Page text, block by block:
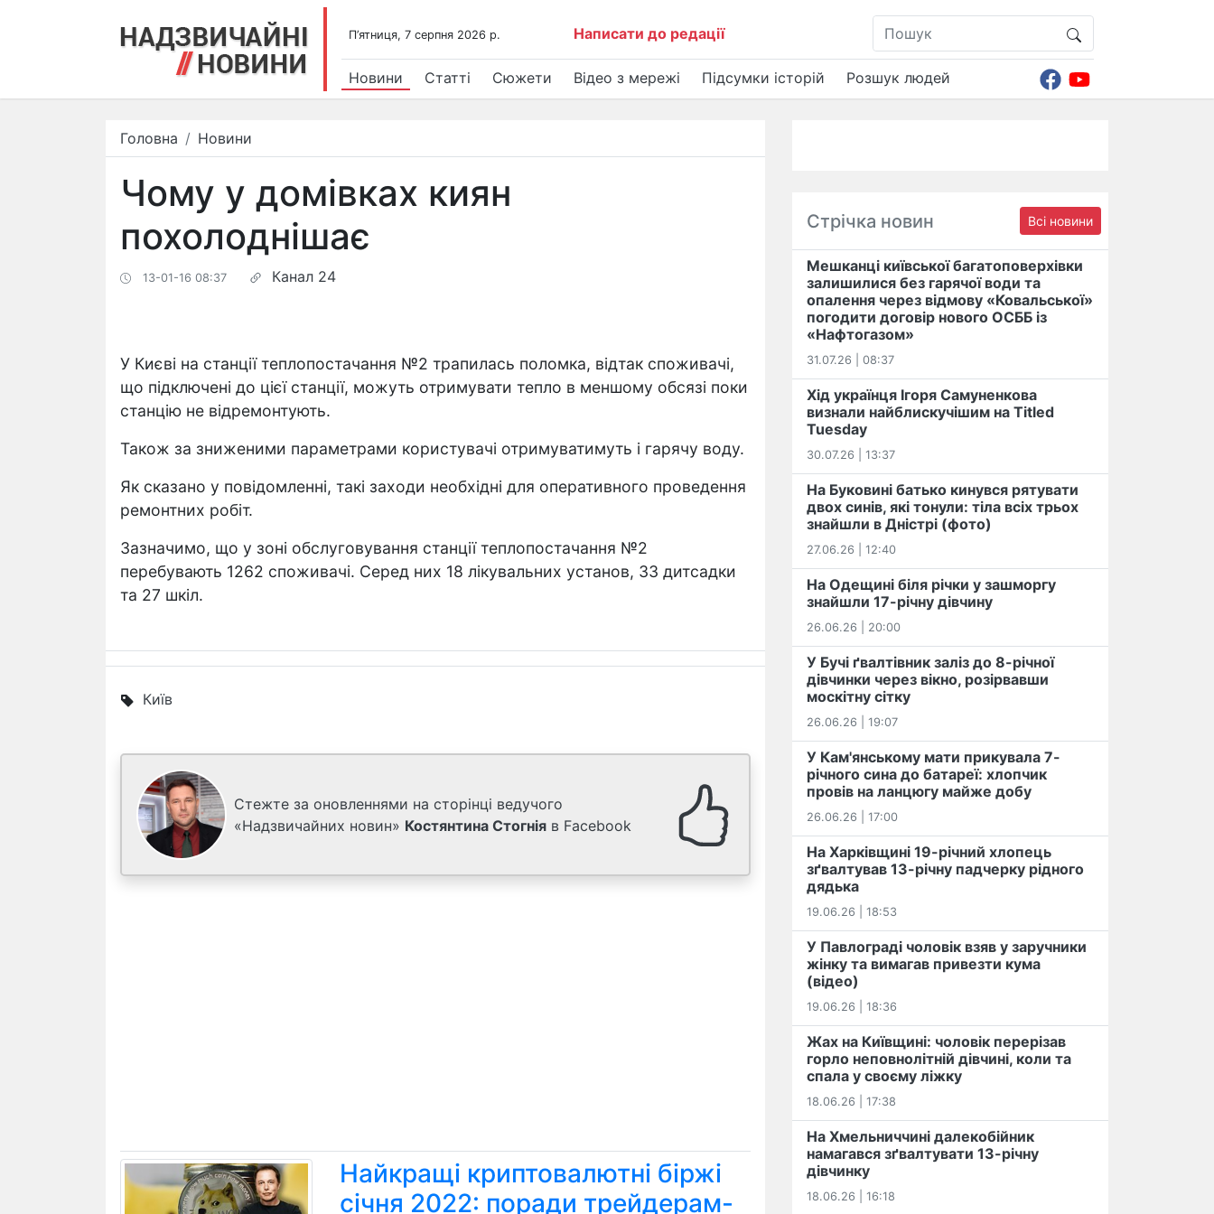
П’ятниця, 7 серпня 2026 р. Написати до редації
Новини Статті Сюжети Відео з мережі Підсумки історій Розшук людей
Головна Новини
Чому у домівках киян
похолоднішає
13-01-16 08:37 Канал 24
У Києві на станції теплопостачання №2 трапилась поломка, відтак споживачі,
що підключені до цієї станції, можуть отримувати тепло в меншому обсязі поки
станцію не відремонтують.
Також за зниженими параметрами користувачі отримуватимуть і гарячу воду.
Як сказано у повідомленні, такі заходи необхідні для оперативного проведення
ремонтних робіт.
Зазначимо, що у зоні обслуговування станції теплопостачання №2
перебувають 1262 споживачі. Серед них 18 лікувальних установ, 33 дитсадки
та 27 шкіл.
Київ
Стежте за оновленнями на сторінці ведучого
«Надзвичайних новин» Костянтина Стогнія в Facebook
Найкращі криптовалютні біржі
січня 2022: поради трейдерам-
Стрічка новин Всі новини
Мешканці київської багатоповерхівки
залишилися без гарячої води та
опалення через відмову «Ковальської»
погодити договір нового ОСББ із
«Нафтогазом»
31.07.26 | 08:37
Хід українця Ігоря Самуненкова
визнали найблискучішим на Titled
Tuesday
30.07.26 | 13:37
На Буковині батько кинувся рятувати
двох синів, які тонули: тіла всіх трьох
знайшли в Дністрі (фото)
27.06.26 | 12:40
На Одещині біля річки у зашморгу
знайшли 17-річну дівчину
26.06.26 | 20:00
У Бучі ґвалтівник заліз до 8-річної
дівчинки через вікно, розірвавши
москітну сітку
26.06.26 | 19:07
У Кам'янському мати прикувала 7-
річного сина до батареї: хлопчик
провів на ланцюгу майже добу
26.06.26 | 17:00
На Харківщині 19-річний хлопець​
️зґвалтував 13-річну падчерку рідного
дядька
19.06.26 | 18:53
У Павлограді чоловік взяв у заручники
жінку та вимагав привезти кума
(відео)
19.06.26 | 18:36
Жах на Київщині: чоловік перерізав
горло неповнолітній дівчині, коли та
спала у своєму ліжку
18.06.26 | 17:38
На Хмельниччині далекобійник
намагався зґвалтувати 13-річну
дівчинку
18.06.26 | 16:18